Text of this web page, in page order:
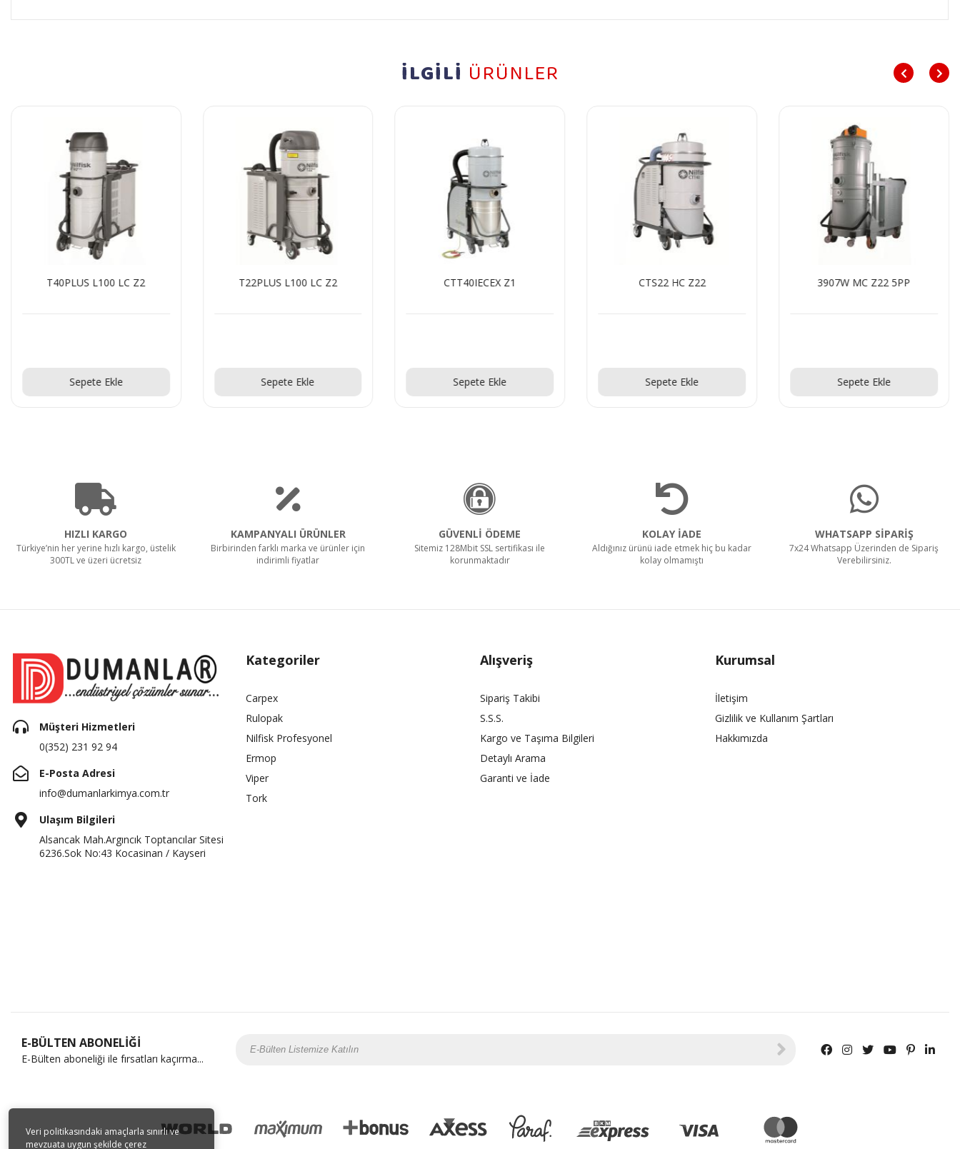
Veri politikasındaki amaçlarla sınırlı ve
mevzuata uygun şekilde çerez
İLGİLİ ÜRÜNLER
T40PLUS L100 LC Z2
Sepete Ekle
T22PLUS L100 LC Z2
Sepete Ekle
CTT40IECEX Z1
Sepete Ekle
CTS22 HC Z22
Sepete Ekle
3907W MC Z22 5PP
Sepete Ekle
HIZLI KARGO
Türkiye’nin her yerine hızlı kargo, üstelik
300TL ve üzeri ücretsiz
KAMPANYALI ÜRÜNLER
Birbirinden farklı marka ve ürünler için
indirimli fiyatlar
GÜVENLİ ÖDEME
Sitemiz 128Mbit SSL sertifikası ile
korunmaktadır
KOLAY İADE
Aldığınız ürünü iade etmek hiç bu kadar
kolay olmamıştı
WHATSAPP SİPARİŞ
7x24 Whatsapp Üzerinden de Sipariş
Verebilirsiniz.
Müşteri Hizmetleri
0(352) 231 92 94
E-Posta Adresi
info@dumanlarkimya.com.tr
Ulaşım Bilgileri
Alsancak Mah.Argıncık Toptancılar Sitesi
6236.Sok No:43 Kocasinan / Kayseri
Kategoriler
Carpex
Rulopak
Nilfisk Profesyonel
Ermop
Viper
Tork
Alışveriş
Sipariş Takibi
S.S.S.
Kargo ve Taşıma Bilgileri
Detaylı Arama
Garanti ve İade
Kurumsal
İletişim
Gizlilik ve Kullanım Şartları
Hakkımızda
E-BÜLTEN ABONELİĞİ
E-Bülten aboneliği ile fırsatları kaçırma...